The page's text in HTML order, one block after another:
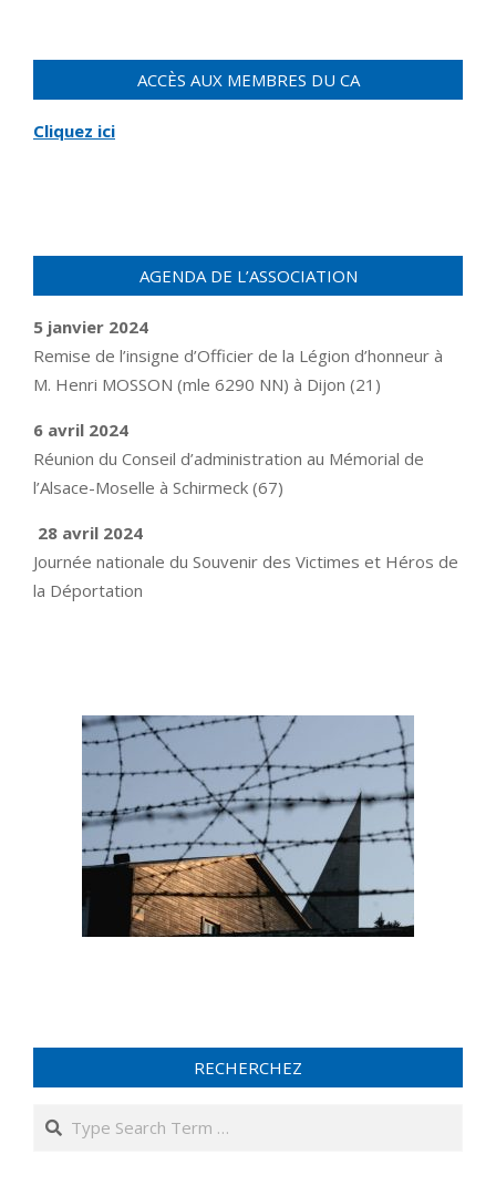
ACCÈS AUX MEMBRES DU CA
Cliquez ici
AGENDA DE L’ASSOCIATION
5 janvier 2024
Remise de l’insigne d’Officier de la Légion d’honneur à
M. Henri MOSSON (mle 6290 NN) à Dijon (21)
6 avril 2024
Réunion du Conseil d’administration au Mémorial de
l’Alsace-Moselle à Schirmeck (67)
28 avril 2024
Journée nationale du Souvenir des Victimes et Héros de
la Déportation
RECHERCHEZ
Search